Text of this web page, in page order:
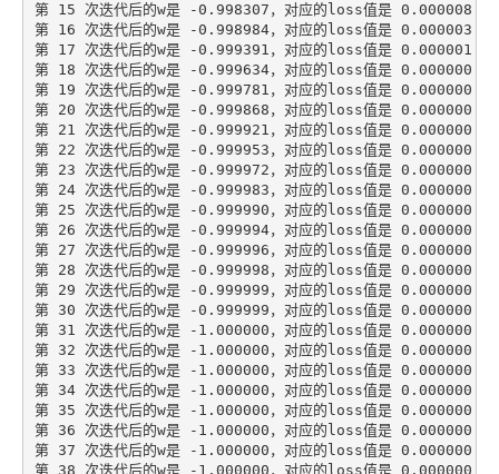
第 15 次迭代后的w是 -0.998307，对应的loss值是 0.000008
第 16 次迭代后的w是 -0.998984，对应的loss值是 0.000003
第 17 次迭代后的w是 -0.999391，对应的loss值是 0.000001
第 18 次迭代后的w是 -0.999634，对应的loss值是 0.000000
第 19 次迭代后的w是 -0.999781，对应的loss值是 0.000000
第 20 次迭代后的w是 -0.999868，对应的loss值是 0.000000
第 21 次迭代后的w是 -0.999921，对应的loss值是 0.000000
第 22 次迭代后的w是 -0.999953，对应的loss值是 0.000000
第 23 次迭代后的w是 -0.999972，对应的loss值是 0.000000
第 24 次迭代后的w是 -0.999983，对应的loss值是 0.000000
第 25 次迭代后的w是 -0.999990，对应的loss值是 0.000000
第 26 次迭代后的w是 -0.999994，对应的loss值是 0.000000
第 27 次迭代后的w是 -0.999996，对应的loss值是 0.000000
第 28 次迭代后的w是 -0.999998，对应的loss值是 0.000000
第 29 次迭代后的w是 -0.999999，对应的loss值是 0.000000
第 30 次迭代后的w是 -0.999999，对应的loss值是 0.000000
第 31 次迭代后的w是 -1.000000，对应的loss值是 0.000000
第 32 次迭代后的w是 -1.000000，对应的loss值是 0.000000
第 33 次迭代后的w是 -1.000000，对应的loss值是 0.000000
第 34 次迭代后的w是 -1.000000，对应的loss值是 0.000000
第 35 次迭代后的w是 -1.000000，对应的loss值是 0.000000
第 36 次迭代后的w是 -1.000000，对应的loss值是 0.000000
第 37 次迭代后的w是 -1.000000，对应的loss值是 0.000000
第 38 次迭代后的w是 -1.000000，对应的loss值是 0.000000